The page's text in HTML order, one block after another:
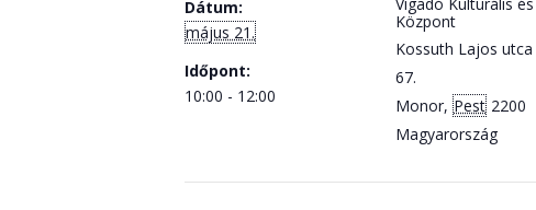
Dátum:
május 21.
Időpont:
10:00 - 12:00
Központ
Kossuth Lajos utca
67.
Monor, Pest 2200
Magyarország